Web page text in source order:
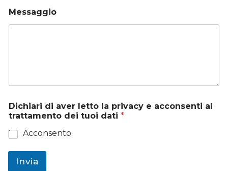
Messaggio
Dichiari di aver letto la privacy e acconsenti al
trattamento dei tuoi dati *
Acconsento
Invia